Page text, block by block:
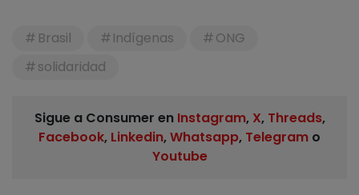
Brasil Indígenas
ONG
solidaridad
Sigue a Consumer en Instagram, X, Threads,
Facebook, Linkedin,Whatsapp, Telegram o
Youtube